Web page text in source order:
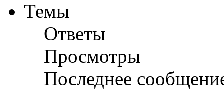
Темы
Ответы
Просмотры
Последнее